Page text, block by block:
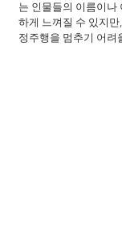
는 인물들의 이름이나
하게 느껴질 수 있지
정주행을 멈추기 어려